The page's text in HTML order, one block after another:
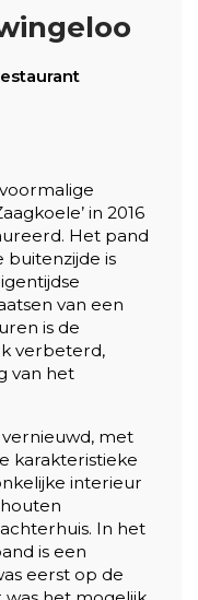
in 2016
Het pand
buitenzijde is
van een
is de
verbeterd,
van het
met
karakteristieke
interieur
In het
is een
eerst op de